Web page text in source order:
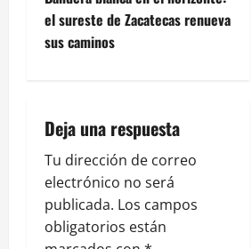
g
c
i
ó
n
el sureste de Zacatecas renueva
sus caminos
Deja una respuesta
Tu dirección de correo
electrónico no será
publicada. Los campos
obligatorios están